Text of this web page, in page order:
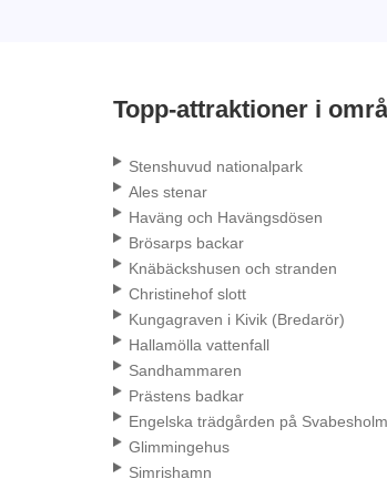
Topp-attraktioner i
Stenshuvud nationalpark
Ales stenar
Haväng och Havängsdösen
Brösarps backar
Knäbäckshusen och stranden
Christinehof slott
Kungagraven i Kivik (Bredarör)
Hallamölla vattenfall
Sandhammaren
Prästens badkar
Engelska trädgården på
Glimmingehus
Simrishamn